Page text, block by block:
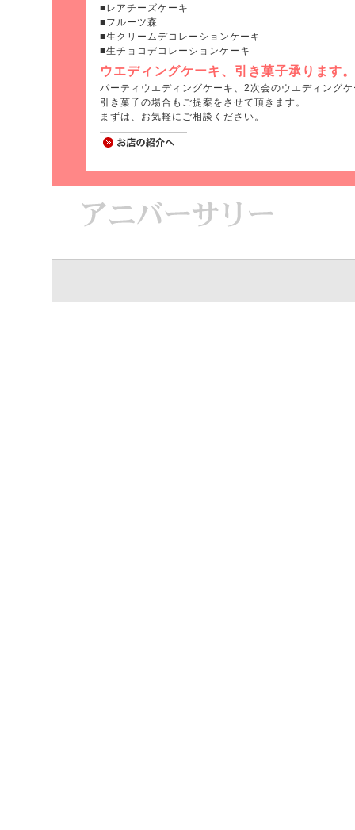
■レアチーズケーキ
■フルーツ森
■生クリームデコレーションケーキ
■生チョコデコレーションケーキ
ウエディングケーキ、引き菓子承ります。
パーティウエディングケーキ、2次会のウエディング
引き菓子の場合もご提案をさせて頂きます。
まずは、お気軽にご相談ください。